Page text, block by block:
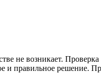
не возникает.
правильное решение.